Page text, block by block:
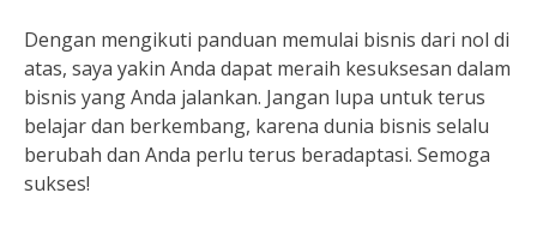
Dengan mengikuti panduan memulai bisnis dari nol di
atas, saya yakin Anda dapat meraih kesuksesan dalam
bisnis yang Anda jalankan. Jangan lupa untuk terus
belajar dan berkembang, karena dunia bisnis selalu
berubah dan Anda perlu terus beradaptasi. Semoga
sukses!